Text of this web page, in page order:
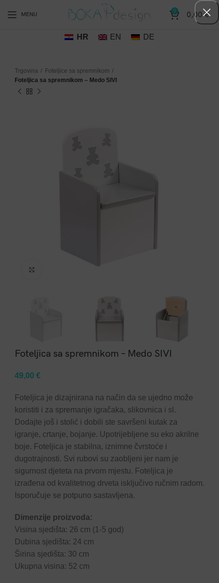
MENU 0 0,00€
HR EN DE
Trgovina
Foteljice sa spremnikom
Foteljica sa spremnikom – Medo SIVI
Foteljica sa spremnikom – Medo SIVI
49,00 €
Foteljica je dizajnirana na način da se ujedno može
koristiti i za spremanje igračaka, slikovnica i sl.
Dodajte još i stolić i dobili ste savršeni kutak za
igranje, crtanje, bojanje. Upotrijebljene su eko akrilne
boje. Foteljica je stabilna, iznimne čvrstoće i
dugotrajnosti. Svi rubovi su zaobljeni jer nam je
sigurnost djeteta na prvom mjestu. Foteljica je
izrađena od kvalitetnog drveta isključivo ručnim radom.
Isporučuje se potpuno sastavljena.
Dimenzije proizvoda:
Visina sjedišta: 26 cm (1-5 god)
Dubina sjedišta: 24 cm
Širina sjedišta: 30 cm
Ukupna visina: 52 cm